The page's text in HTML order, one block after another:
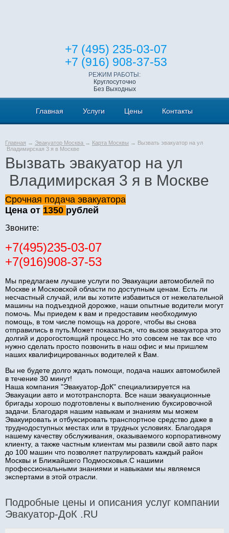
+7 (495) 235-03-07
+7 (916) 908-37-53
РЕЖИМ РАБОТЫ:
Круглосуточно
Без Выходных
Главная Услуги Цены Контакты
Главная → Эвакуатор Москва → Карта Москвы → Вызвать эвакуатор на ул
Владимирская 3 я в Москве
Вызвать эвакуатор на ул
Владимирская 3 я в Москве
Срочная подача эвакуатора
Цена от 1350 рублей
Звоните:
+7(495)235-03-07
+7(916)908-37-53
Мы предлагаем лучшие услуги по Эвакуации автомобилей по
Москве и Московской области по доступным ценам. Есть ли
несчастный случай, или вы хотите избавиться от нежелательной
машины на подъездной дорожке, наши опытные водители могут
помочь. Мы приедем к вам и предоставим необходимую
помощь, в том числе помощь на дороге, чтобы вы снова
отправились в путь.Может показаться, что вызов эвакуатора это
долгий и дорогостоящий процесс.Но это совсем не так все что
нужно сделать просто позвонить в наш офис и мы пришлем
наших квалифицированных водителей к Вам.
Вы не будете долго ждать помощи, подача наших автомобилей
в течение 30 минут!
Наша компания "Эвакуатор-ДоК" специализируется на
Эвакуации авто и мототранспорта. Все наши эвакуационные
бригады хорошо подготовлены к выполнению буксировочной
задачи. Благодаря нашим навыкам и знаниям мы можем
Эвакуировать и отбуксировать транспортное средство даже в
труднодоступных местах или в трудных условиях. Благодаря
нашему качеству обслуживания, оказываемого корпоративному
клиенту, а также частным клиентам мы развили свой авто парк
до 100 машин что позволяет патрулировать каждый район
Москвы и Ближайшего Подмосковья.С нашими
профессиональными знаниями и навыками мы являемся
экспертами в этой отрасли.
Подробные цены и описания услуг компании
Эвакуатор-ДоК .RU